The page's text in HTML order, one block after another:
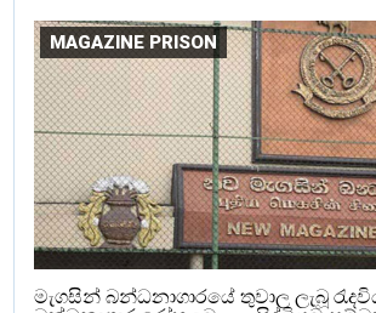
MAGAZINE PRISON
මැගසින් බන්ධනාගාරයේ තුවාල ලැබූ